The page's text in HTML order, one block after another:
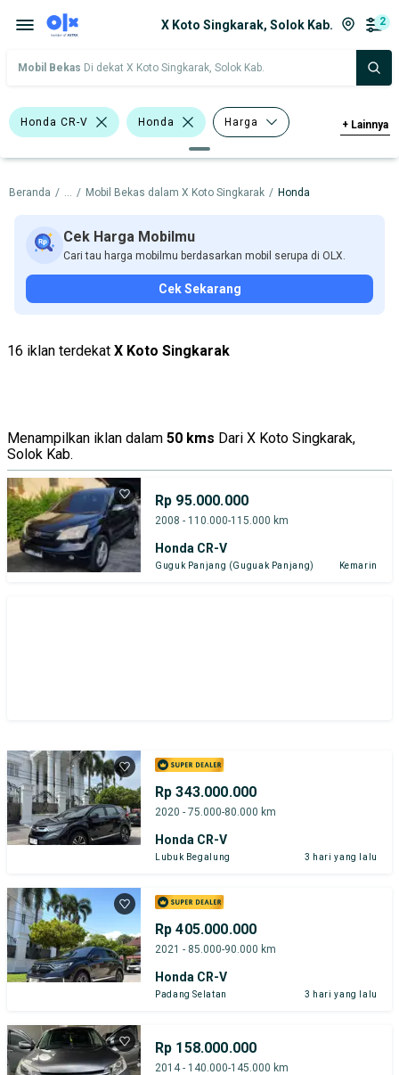
X Koto Singkarak, Solok Kab. 2
Mobil Bekas Di dekat X Koto Singkarak, Solok Kab.
Honda CR-V Honda Harga
Merek Dan Model Tahun
Tipe Bodi Tipe Membership
+ Lainnya
Beranda / ... / Mobil Bekas dalam X Koto Singkarak / Honda
Cek Harga Mobilmu
Cari tau harga mobilmu berdasarkan mobil serupa di OLX.
Cek Sekarang
16 iklan terdekat X Koto Singkarak
Menampilkan iklan dalam 50 kms Dari X Koto Singkarak,
Solok Kab.
Rp 95.000.000
2008 - 110.000-115.000 km
Honda CR-V
Guguk Panjang (Guguak Panjang) Kemarin
Rp 343.000.000
2020 - 75.000-80.000 km
Honda CR-V
Lubuk Begalung 3 hari yang lalu
Rp 405.000.000
2021 - 85.000-90.000 km
Honda CR-V
Padang Selatan 3 hari yang lalu
Rp 158.000.000
2014 - 140.000-145.000 km